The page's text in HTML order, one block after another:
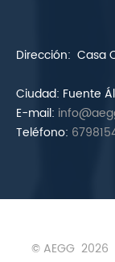
Dirección: Casa
Ciudad: Fuente
E-mail:
Teléfono:
© AEGG 2026